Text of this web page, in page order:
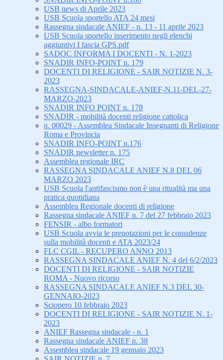
USB news di Aprile 2023
USB Scuola sportello ATA 24 mesi
Rassegna sindacale ANIEF - n. 13 - 11 aprile 2023
USB Scuola sportello inserimento negli elenchi
aggiuntivi I fascia GPS.pdf
SADOC INFORMA I DOCENTI - N. 1-2023
SNADIR INFO-POINT n. 179
DOCENTI DI RELIGIONE - SAIR NOTIZIE N. 3-
2023
RASSEGNA-SINDACALE-ANIEF-N.11-DEL-27-
MARZO-2023
SNADIR INFO POINT n. 178
SNADIR - mobilità docenti religione cattolica
n. 00029 - Assemblea Sindacale Insegnanti di Religione
Roma e Provincia
SNADIR INFO-POINT n.176
SNADIR newsletter n. 175
Assemblea regionale IRC
RASSEGNA SINDACALE ANIEF N.8 DEL 06
MARZO 2023
USB Scuola l'antifascismo non è una ritualità ma una
pratica quotidiana
Assemblea Regionale docenti di religione
Rassegna sindacale ANIEF n. 7 del 27 febbraio 2023
FENSIR - albo formatori
USB Scuola avvia le prenotazioni per le consulenze
sulla mobilità docenti e ATA 2023/24
FLC CGIL - RECUPERO ANNO 2013
RASSEGNA SINDACALE ANIEF N. 4 del 6/2/2023
DOCENTI DI RELIGIONE - SAIR NOTIZIE
ROMA - Nuovo ricorso
RASSEGNA SINDACALE ANIEF N.3 DEL 30-
GENNAIO-2023
Sciopero 10 febbraio 2023
DOCENTI DI RELIGIONE - SAIR NOTIZIE N. 1-
2023
ANIEF Rassegna sindacale - n. 1
Rassegna sindacale ANIEF n. 38
Assemblea sindacale 19 gennaio 2023